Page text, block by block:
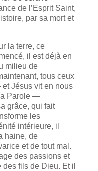
de l’Esprit Saint,
par sa mort et
la terre, ce
il est déjà en
milieu de
tous ceux
Jésus vit en nous
Parole —
grâce, qui fait
les
intérieure, il
haine, de
et de tout mal.
des passions et
fils de Dieu. Et il